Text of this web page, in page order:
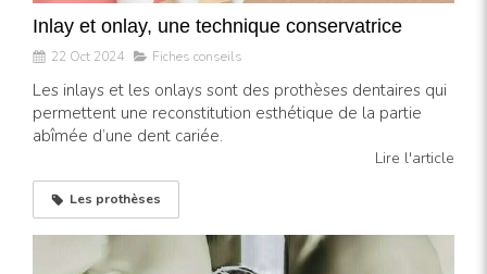
Inlay et onlay, une technique conservatrice
22 Oct 2024 Fiches conseils
Les inlays et les onlays sont des prothèses dentaires qui
permettent une reconstitution esthétique de la partie
abîmée d’une dent cariée.
Lire l'article
Les prothèses